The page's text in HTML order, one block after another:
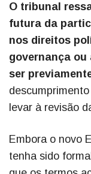
O tribunal
futura da
nos direitos
governança ou
ser
levar à revisão
Embora o novo
tenha sido